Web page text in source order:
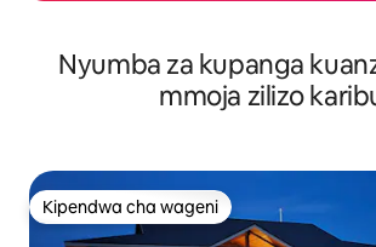
Nyumba za kupanga
mmoja zilizo
Kipendwa cha wageni
Kipendwa cha wageni